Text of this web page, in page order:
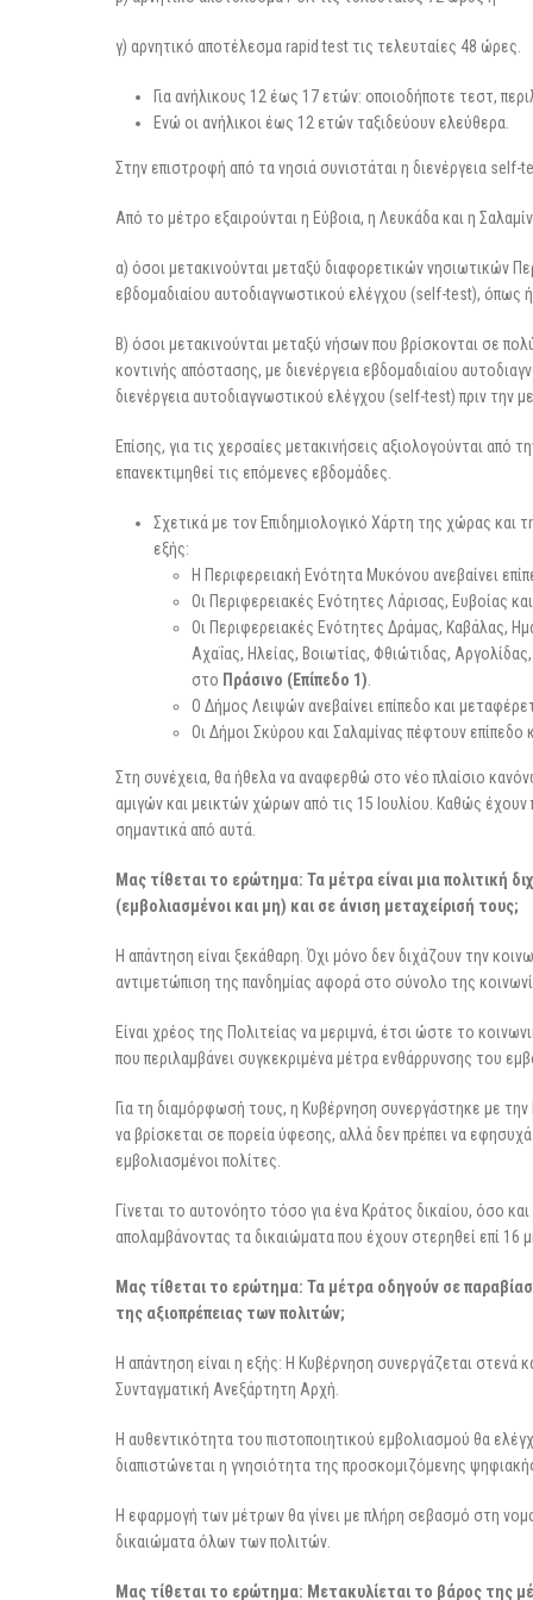
γ) αρνητικό αποτέλεσμα rapid test τις τελευταίες 48 ώρες.
Για ανήλικους 12 έως 17 ετών: οποιοδήποτε τεστ,
Ενώ οι ανήλικοι έως 12 ετών ταξιδεύουν ελεύθερα.
Στην επιστροφή από τα νησιά συνιστάται η διενέργεια
Από το μέτρο εξαιρούνται η Εύβοια, η Λευκάδα και η
α) όσοι μετακινούνται μεταξύ διαφορετικών νησιωτικών
εβδομαδιαίου αυτοδιαγνωστικού ελέγχου (self-test), όπως
Β) όσοι μετακινούνται μεταξύ νήσων που βρίσκονται σε
κοντινής απόστασης, με διενέργεια εβδομαδιαίου
διενέργεια αυτοδιαγνωστικού ελέγχου (self-test) πριν την
Επίσης, για τις χερσαίες μετακινήσεις αξιολογούνται
επανεκτιμηθεί τις επόμενες εβδομάδες.
Σχετικά με τον Επιδημιολογικό Χάρτη της χώρας και
εξής:
Η Περιφερειακή Ενότητα Μυκόνου ανεβαίνει
Οι Περιφερειακές Ενότητες Λάρισας, Ευβοίας
Οι Περιφερειακές Ενότητες Δράμας, Καβάλας,
Αχαΐας, Ηλείας, Βοιωτίας, Φθιώτιδας,
στο Πράσινο (Επίπεδο 1)
Ο Δήμος Λειψών ανεβαίνει επίπεδο και
Οι Δήμοι Σκύρου και Σαλαμίνας πέφτουν
Στη συνέχεια, θα ήθελα να αναφερθώ στο νέο πλαίσιο
αμιγών και μεικτών χώρων από τις 15 Ιουλίου. Καθώς
σημαντικά από αυτά.
Μας τίθεται το ερώτημα: Τα μέτρα είναι μια πολιτική
(εμβολιασμένοι και μη) και σε άνιση μεταχείρισή τους;
Η απάντηση είναι ξεκάθαρη. Όχι μόνο δεν διχάζουν την
αντιμετώπιση της πανδημίας αφορά στο σύνολο της
Είναι χρέος της Πολιτείας να μεριμνά, έτσι ώστε το
που περιλαμβάνει συγκεκριμένα μέτρα ενθάρρυνσης του
Για τη διαμόρφωσή τους, η Κυβέρνηση συνεργάστηκε με
να βρίσκεται σε πορεία ύφεσης, αλλά δεν πρέπει να
εμβολιασμένοι πολίτες.
Γίνεται το αυτονόητο τόσο για ένα Κράτος δικαίου, όσο
απολαμβάνοντας τα δικαιώματα που έχουν στερηθεί επί 16
Μας τίθεται το ερώτημα: Τα μέτρα οδηγούν σε
της αξιοπρέπειας των πολιτών;
Η απάντηση είναι η εξής: Η Κυβέρνηση συνεργάζεται
Συνταγματική Ανεξάρτητη Αρχή.
Η αυθεντικότητα του πιστοποιητικού εμβολιασμού θα
διαπιστώνεται η γνησιότητα της προσκομιζόμενης
Η εφαρμογή των μέτρων θα γίνει με πλήρη σεβασμό στη
δικαιώματα όλων των πολιτών.
Μας τίθεται το ερώτημα: Μετακυλίεται το βάρος της